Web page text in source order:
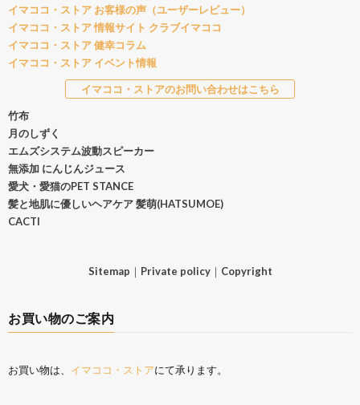
イマココ・ストア お客様の声（ユーザーレビュー）
イマココ・ストア 情報サイト クラブイマココ
イマココ・ストア 健幸コラム
イマココ・ストア イベント情報
イマココ・ストアのお問い合わせはこちら
竹布
月のしずく
エムズシステム波動スピーカー
無添加 にんじんジュース
愛犬・愛猫のPET STANCE
髪と地肌に優しいヘアケア 髪萌(HATSUMOE)
CACTI
Sitemap ｜ Private policy｜ Copyright
お買い物のご案内
お買い物は、 イマココ・ストアにて承ります。